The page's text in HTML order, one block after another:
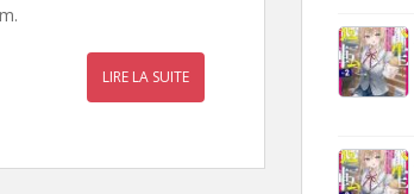
.
LIRE LA SUITE